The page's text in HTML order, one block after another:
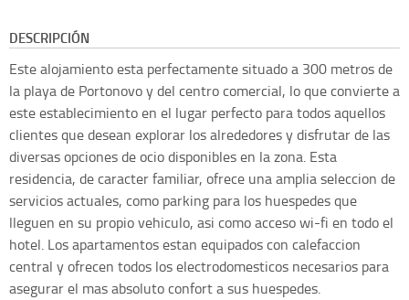
DESCRIPCIÓN
Este alojamiento esta perfectamente situado a 300 metros de
la playa de Portonovo y del centro comercial, lo que convierte a
este establecimiento en el lugar perfecto para todos aquellos
clientes que desean explorar los alrededores y disfrutar de las
diversas opciones de ocio disponibles en la zona. Esta
residencia, de caracter familiar, ofrece una amplia seleccion de
servicios actuales, como parking para los huespedes que
lleguen en su propio vehiculo, asi como acceso wi-fi en todo el
hotel. Los apartamentos estan equipados con calefaccion
central y ofrecen todos los electrodomesticos necesarios para
asegurar el mas absoluto confort a sus huespedes.